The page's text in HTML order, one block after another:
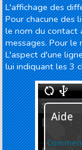
L'affichage des
Pour chacune des
le nom du contact
messages. Pour
L'aspect d'une
lui indiquant les 3